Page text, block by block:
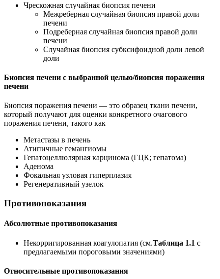
Чрескожная случайная биопсия печени
Межреберная случайная биопсия правой доли
печени
Подреберная случайная биопсия правой доли
печени
Случайная биопсия субксифоидной доли левой
доли
Биопсия печени с выбранной целью/биопсия поражения
печени
Биопсия поражения печени — это образец ткани печени,
который получают для оценки конкретного очагового
поражения печени, такого как
Метастазы в печень
Атипичные гемангиомы
Гепатоцеллюлярная карцинома (ГЦК; гепатома)
Аденома
Фокальная узловая гиперплазия
Регенеративный узелок
Противопоказания
Абсолютные противопоказания
Некорригированная коагулопатия (см.Таблица 1.1 с
предлагаемыми пороговыми значениями)
Относительные противопоказания